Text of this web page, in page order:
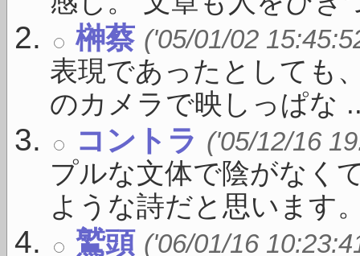
榊蔡 ('05/01/02
表現であったとしても
のカメラで映しっぱな
コントラ ('05/12/16
プルな文体で陰がなく
ような詩だと思います
鷲頭 ('06/01/16